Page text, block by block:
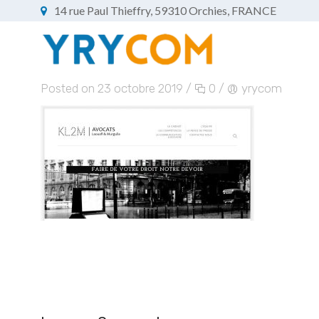
14 rue Paul Thieffry, 59310 Orchies, FRANCE
Posted on 23 octobre 2019 / 0 / yrycom